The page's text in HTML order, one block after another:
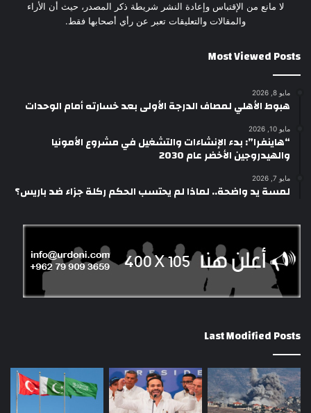
لا مانع من الإقتباس وإعادة النشر شريطة ذكر المصدر، حيث أن الأراء
والمقالات والتعليقات تعبر عن رأي أصحابها فقط.
Most Viewed Posts
مايو 8, 2026
هبوط الأهلي لمصاف الدرجة الأولى بعد خسارته أمام الوحدات
مايو 10, 2026
“هاينفرا”: بدء الإنشاءات والتشغيل في مشروع الأمونيا
والهيدروجين الأخضر عام 2030
مايو 7, 2026
لمسة يد واضحة.. لماذا لم يحتسب الحكم ركلة جزاء ضد باريس؟
Last Modified Posts